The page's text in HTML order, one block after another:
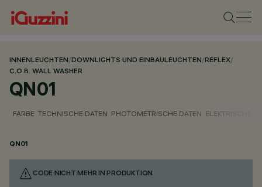
INNENLEUCHTEN/DOWNLIGHTS UND EINBAULEUCHTEN/REFLEX/
C.O.B. WALL WASHER
QN01
FARBE TECHNISCHE DATEN PHOTOMETRISCHE DATEN ELEKTRISCHE
QN01
CODE NICHT MEHR IN PRODUKTION